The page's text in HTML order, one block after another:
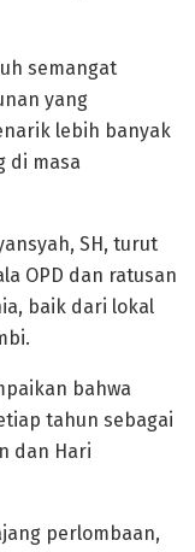
semangat
yang
lebih banyak
di masa
SH, turut
OPD dan ratusan
baik dari lokal
bahwa
tahun sebagai
dan Hari
perlombaan,